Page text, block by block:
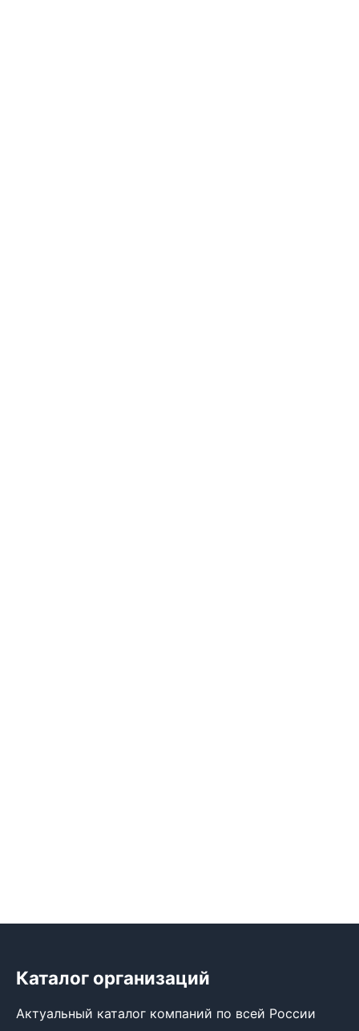
Каталог организаций
Актуальный каталог компаний по всей России